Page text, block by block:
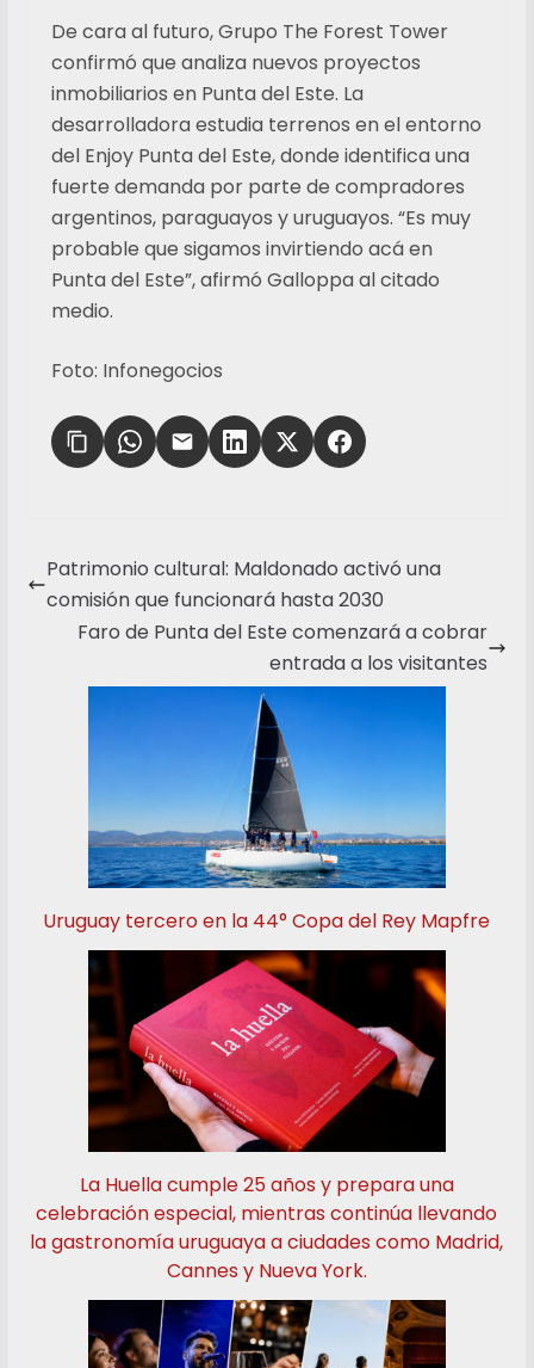
De cara al futuro, Grupo The Forest Tower
confirmó que analiza nuevos proyectos
inmobiliarios en Punta del Este. La
desarrolladora estudia terrenos en el entorno
del Enjoy Punta del Este, donde identifica una
fuerte demanda por parte de compradores
argentinos, paraguayos y uruguayos. “Es muy
probable que sigamos invirtiendo acá en
Punta del Este”, afirmó Galloppa al citado
medio.
Foto: Infonegocios
Patrimonio cultural: Maldonado activó una
comisión que funcionará hasta 2030
Faro de Punta del Este comenzará a cobrar
entrada a los visitantes
Uruguay tercero en la 44° Copa del Rey Mapfre
La Huella cumple 25 años y prepara una
celebración especial, mientras continúa llevando
la gastronomía uruguaya a ciudades como Madrid,
Cannes y Nueva York.